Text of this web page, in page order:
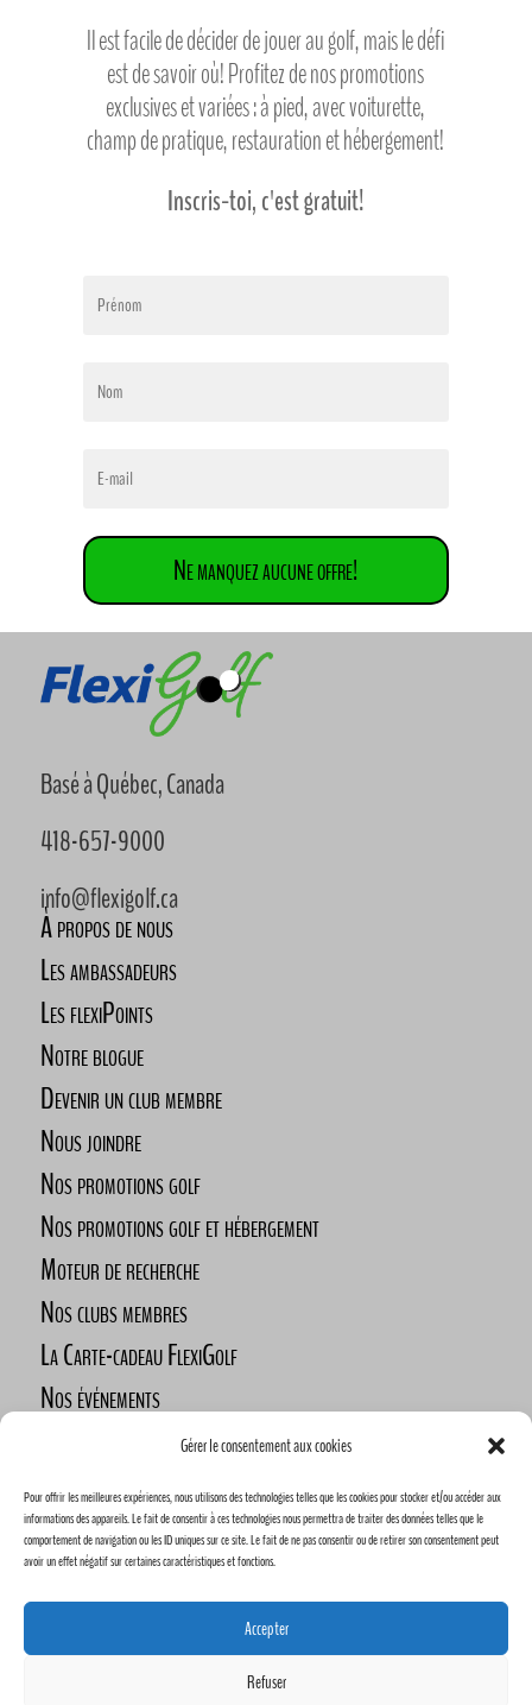
Gérer le consentement aux cookies
Pour offrir les meilleures expériences, nous utilisons des technologies telles que les cookies pour stocker et/ou accéder aux
informations des appareils. Le fait de consentir à ces technologies nous permettra de traiter des données telles que le
comportement de navigation ou les ID uniques sur ce site. Le fait de ne pas consentir ou de retirer son consentement peut
avoir un effet négatif sur certaines caractéristiques et fonctions.
Accepter
Refuser
Il est facile de décider de jouer au golf, mais le défi
est de savoir où! Profitez de nos promotions
exclusives et variées : à pied, avec voiturette,
champ de pratique, restauration et hébergement!
Inscris-toi, c'est gratuit!
Ne manquez aucune offre!
Basé à Québec, Canada
418-657-9000
info@flexigolf.ca
À propos de nous
Les ambassadeurs
Les flexiPoints
Notre blogue
Devenir un club membre
Nous joindre
Nos promotions golf
Nos promotions golf et hébergement
Moteur de recherche
Nos clubs membres
La Carte-cadeau FlexiGolf
Nos événements
Défi des golfeurs nomades
Nos commanditaires
Devenez commanditaire
Conception Humain Créatike & FlexiGolf | 2023 |*Les prix mentionnés ne sont pas garanti être fixe dans le